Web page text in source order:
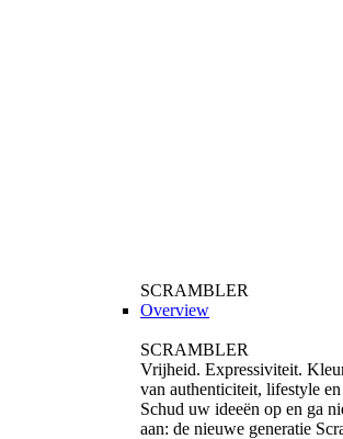
SCRAMBLER
Overview
SCRAMBLER
Vrijheid. Expressiviteit.
van authenticiteit, lifestyle
Schud uw ideeën op en ga
aan: de nieuwe generatie